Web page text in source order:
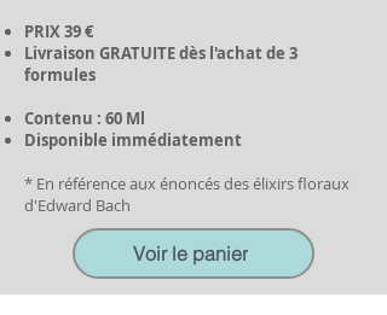
PRIX 39 €
Livraison GRATUITE dès l'achat de 3
formules
Contenu : 60 Ml
Disponible immédiatement
* En référence aux énoncés des élixirs floraux
d'Edward Bach
Voir le panier